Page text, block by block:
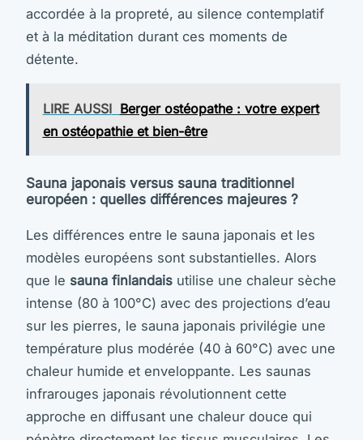
accordée à la propreté, au silence contemplatif
et à la méditation durant ces moments de
détente.
LIRE AUSSI Berger ostéopathe : votre expert
en ostéopathie et bien-être
Sauna japonais versus sauna traditionnel
européen : quelles différences majeures ?
Les différences entre le sauna japonais et les
modèles européens sont substantielles. Alors
que le sauna finlandais utilise une chaleur sèche
intense (80 à 100°C) avec des projections d’eau
sur les pierres, le sauna japonais privilégie une
température plus modérée (40 à 60°C) avec une
chaleur humide et enveloppante. Les saunas
infrarouges japonais révolutionnent cette
approche en diffusant une chaleur douce qui